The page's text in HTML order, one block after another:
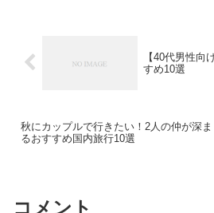
【40代男性向
すめ10選
秋にカップルで行きたい！2人の仲が深ま
るおすすめ国内旅行10選
コメント